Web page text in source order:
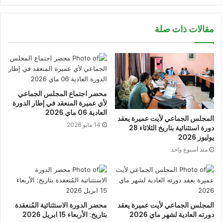
مقالات ذات صلة
المجلس الجماعي لأيت عميرة يعقد
دورة استثنائية بتاريخ الثلاثاء 28
يوليوز 2026
منذ أسبوع واحد
محضر اجتماع المجلس الجماعي
لأي عميرة المنعقد في إطار الدورة
العادية 06 ماي 2026
14 مايو 2026
المجلس الجماعي لأيت عميرة يعقد
دورته العادية لشهر ماي 2026
محضر الدورة الاستثنائية المُنعقدة
بتاريخ: الأربعاء 15 ابريل 2026